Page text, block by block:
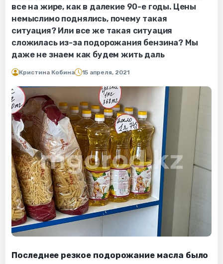
все на жире, как в далекие 90-е годы. Цены
немыслимо поднялись, почему такая
ситуация? Или все же такая ситуация
сложилась из-за подорожания бензина? Мы
даже не знаем как будем жить даль
Кристина Кобина 15 апреля, 2021
Последнее резкое подорожание масла было